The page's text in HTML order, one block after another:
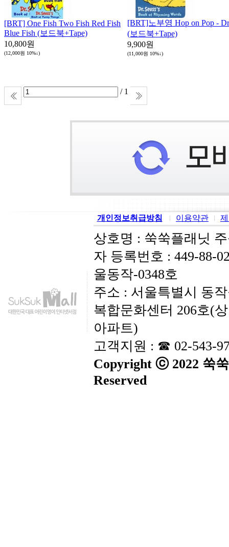
[BRT] One Fish Two Fish Red Fish
Blue Fish (보드북+Tape)
10,800원
(12,000원 10%↓)
[BRT]노부영 Hop on Pop -
(보드북+Tape)
9,900원
(11,000원 10%↓)
/ 1
개인정보취급방침 이용약관
상호명 : 쑥쑥플래닛
자 등록번호 : 449-88-
울동작-0348호
주소 : 서울특별시 동
복합문화센터 206호(
아파트)
고객지원 : ☎ 02-543-
Copyright ⓒ 2022 쑥
Reserved